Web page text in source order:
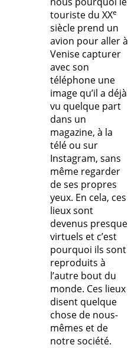
touriste du XXe
siècle prend un
avion pour aller à
Venise capturer
avec son
téléphone une
image qu’il a déjà
vu quelque part
dans un
magazine, à la
télé ou sur
Instagram, sans
même regarder
de ses propres
yeux. En cela, ces
lieux sont
devenus presque
virtuels et c’est
pourquoi ils sont
reproduits à
l’autre bout du
monde. Ces lieux
disent quelque
chose de nous-
mêmes et de
notre société.